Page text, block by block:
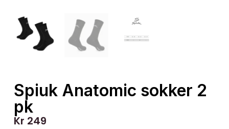
Spiuk Anatomic sokker 2
pk
Kr 249